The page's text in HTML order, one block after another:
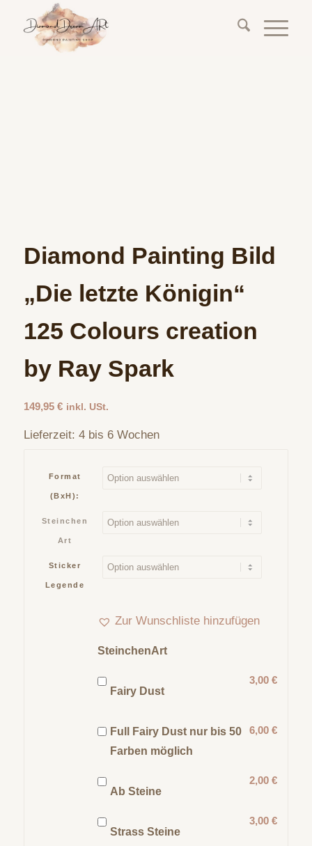
Diamond Painting Bild
„Die letzte Königin“
125 Colours creation
by Ray Spark
149,95 € inkl. USt.
Lieferzeit: 4 bis 6 Wochen
Format
(BxH):
Steinchen
Art
Sticker
Legende
Zur Wunschliste hinzufügen
SteinchenArt
Fairy Dust
3,00 €
Full Fairy Dust nur bis 50
Farben möglich
6,00 €
Ab Steine
2,00 €
Strass Steine
3,00 €